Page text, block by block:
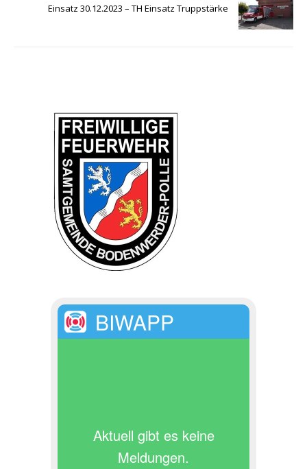
Einsatz 30.12.2023 – TH Einsatz Truppstärke
BIWAPP
Aktuell gibt es keine
Meldungen.